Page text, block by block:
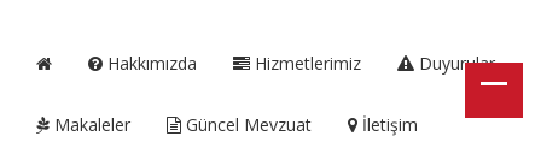
Hakkımızda Hizmetlerimiz Duyurular
Makaleler Güncel Mevzuat İletişim